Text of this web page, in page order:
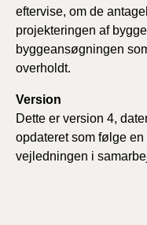
eftervise, om de
projekteringen af
byggeansøgningen
overholdt.
Version
Dette er version 4,
opdateret som følge
vejledningen i